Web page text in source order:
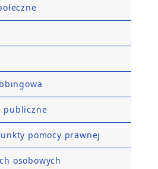
publiczne
pomocy prawnej
osobowych